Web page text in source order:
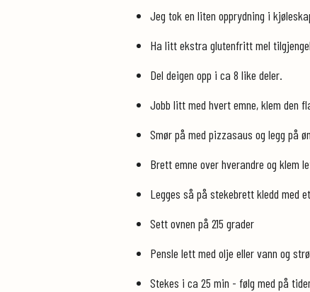
Jeg tok en liten opprydning i
Ha litt ekstra glutenfritt mel
Del deigen opp i ca 8 like deler.
Jobb litt med hvert emne, klem den
Smør på med pizzasaus og legg på
Brett emne over hverandre og klem
Legges så på stekebrett kledd med
Sett ovnen på 215 grader
Pensle lett med olje eller vann og
Stekes i ca 25 min - følg med på